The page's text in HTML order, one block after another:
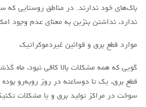
ملیت ها
باک‌های خود ندارند. در مناطق روستایی که
ندارد، نداشتن بنزین به معنای عدم وجود
موارد قطع برق و قوانین غیردموکراتیک
گویی که همه مشکلات بالا کافی نبود، ماه
قطع برق، یک تا دوساعته در روز رو‌به‌رو
سوخت در مراکز تولید برق و یا مشکلات